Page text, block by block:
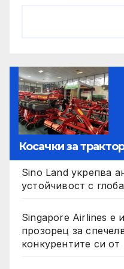
Косачки за
Sino Land укрепва
устойчивост с
Singapore Airlines е
прозорец за
конкурентите си